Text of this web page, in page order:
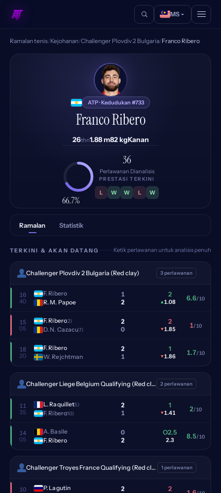
MS
Ramalan tenis/Kejohanan/Challenger Plovdiv 2 Bulgaria/Franco Ribero
FR
ATP · Kedudukan #733
Franco Ribero
26thn1.88 m82 kgKanan
66.7%
36
Perlawanan Dianalisis
PRESTASI TERKINI
L W W L W
Ramalan Statistik
TERKINI & AKAN DATANG Ketik perlawanan untuk analisis penuh
Challenger Plovdiv 2 Bulgaria (Red clay) 3 perlawanan
16
40
F. Ribero
R. M. Papoe
1
2
2
▴1.08 6.6/10
15
05
F. Ribero(2)
D. N. Cazacu(7)
2
0
2
▾1.85 1/10
18
20
F. Ribero
W. Rejchtman
2
1
1
▾1.86 1.7/10
Challenger Liege Belgium Qualifying (Red clay) 2 perlawanan
11
35
L. Raquillet(5)
F. Ribero(10)
2
1
1
▾1.41 2/10
14
05
A. Basile
F. Ribero
0
2
O2.5
2.3 8.5/10
Challenger Troyes France Qualifying (Red clay) 1 perlawanan
10
P. Lagutin
2
2